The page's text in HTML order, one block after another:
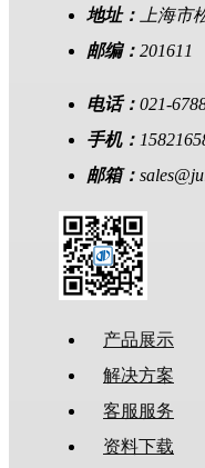
地址：
上海市
邮编： 201611
电话： 021-
手机：
邮箱：
产品展示
解决方案
客服服务
资料下载